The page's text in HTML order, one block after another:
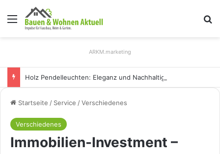
Menü
ARKM.marketing
Startseite / Service /Verschiedenes
Verschiedenes
Immobilien-Investment –